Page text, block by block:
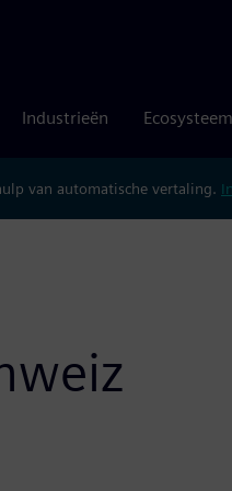
Industrieën
van automatische vertaling.